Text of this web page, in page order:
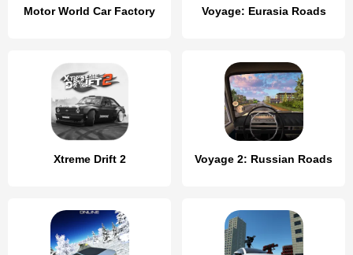
Motor World Car Factory Voyage: Eurasia Roads
Xtreme Drift 2 Voyage 2: Russian Roads